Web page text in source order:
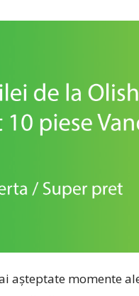
așteptate momente